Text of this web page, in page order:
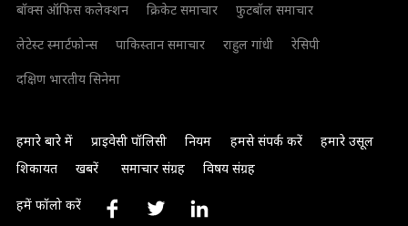
बॉक्स ऑफिस कलेक्शन
क्रिकेट समाचार
फुटबॉल समाचार
लेटेस्ट स्मार्टफोन्स
पाकिस्तान समाचार राहुल गांधी
रेसिपी
दक्षिण भारतीय सिनेमा
हमारे बारे में प्राइवेसी पॉलिसी नियम हमसे संपर्क करें
हमारे उसूल
शिकायत
खबरें समाचार संग्रह विषय संग्रह
हमें फॉलो करें